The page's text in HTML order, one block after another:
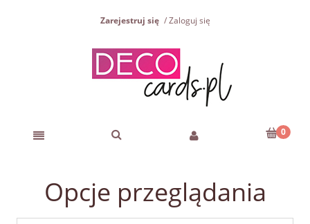
Zarejestruj się Zaloguj się
Opcje przeglądania